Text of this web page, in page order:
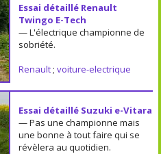
Essai détaillé Renault
Twingo E-Tech
— L'électrique championne de
sobriété.
Renault; voiture-electrique
Essai détaillé Suzuki e-Vitara
— Pas une championne mais
une bonne à tout faire qui se
révèlera au quotidien.